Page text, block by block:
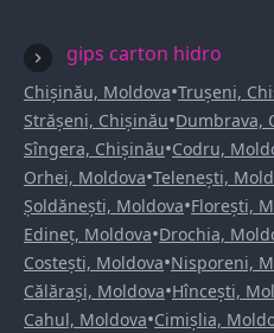
gips carton hidro
Chișinău, Moldova•Trușeni,
Strășeni, Chișinău•Dumbrava,
Sîngera, Chișinău•Codru,
Orhei, Moldova•Telenești,
Șoldănești, Moldova•Florești,
Edineț, Moldova•Drochia,
Costești, Moldova•Nisporeni,
Călărași, Moldova•Hîncești,
Cahul, Moldova•Cimișlia,